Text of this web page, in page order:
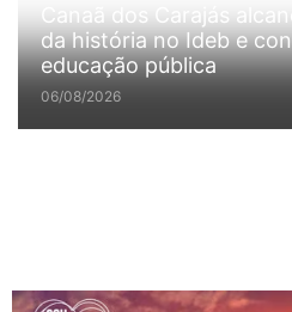
Canaã dos Carajás
da história no Ideb e
educação pública
06/08/2026